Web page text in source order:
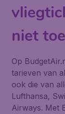
niet
Op
tarieven van
ook die van
Lufthansa,
Airways. Met